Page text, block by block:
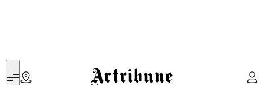
Artribune